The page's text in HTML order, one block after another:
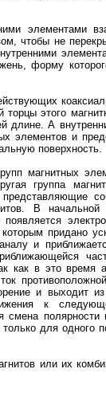
элементами
чтобы не
форму
этого
длине. А
элементов и
поверхность.
магнитных
группа
В начальной
придано
и
как в это время
и выходит
к
полярности
для одного
или их